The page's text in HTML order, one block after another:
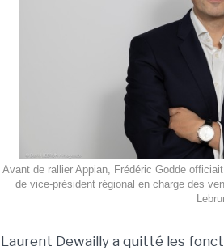
Avant de rallier Appian, Frédéric Godde
de vice-président régional en charge des
Laurent Dewailly a quitté les